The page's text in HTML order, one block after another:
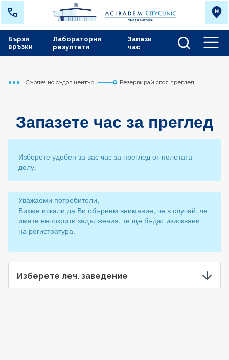
Лабораторни
резултати
Запази
час
Бързи
връзки
Начало
Сърдечно съдов център Резервирай своя преглед
Запазете час за преглед
Изберете удобен за вас час за преглед от полетата
долу.
Уважаеми потребители,
Бихме искали да Ви обърнем внимание, че в случай, че
имате непокрити задължения, те ще бъдат изисквани
на регистратура.
Изберете леч. заведение